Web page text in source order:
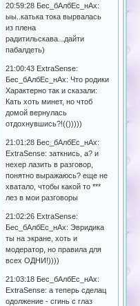
20:59:28 Бес_бАлбЕс_нАх:
ыы..катька тока вырвалась
из плена
радитильскава...дайти
пабалдеть)
21:00:43 ExtraSense:
Бес_бАлбЕс_нАх: Что родики
Характерно так и сказали:
Кать хоть минет, но чтоб
домой вернулась
отдохнувшись?!(()))))
21:01:28 Бес_бАлбЕс_нАх:
ExtraSense: заткнись, а? и
нехер лазить в разговор,
понятно выражаюсь? еще не
хватало, чтобы какой то ***
лез в мои разговоры
21:02:26 ExtraSense:
Бес_бАлбЕс_нАх: Эвридика
ты на экране, хоть и
модератор, но правила для
всех ОДНИ!))))
21:03:18 Бес_бАлбЕс_нАх:
ExtraSense: а теперь сделац
одолжение - сгинь с глаз